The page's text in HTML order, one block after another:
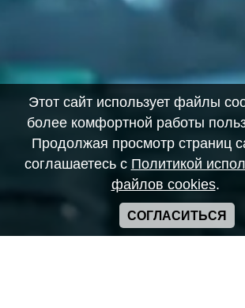
Этот сайт использует файлы
более комфортной работы
Продолжая просмотр страниц
соглашаетесь с Политикой
файлов cookies.
СОГЛАСИТЬСЯ